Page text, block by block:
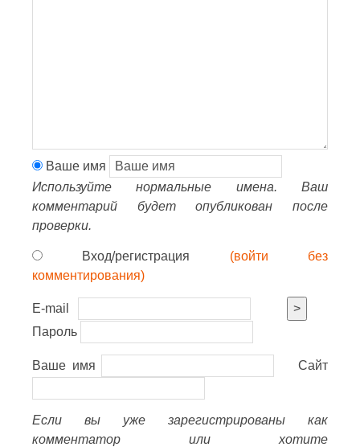
Ваше имя
Используйте нормальные имена. Ваш
комментарий будет опубликован после
проверки.
Вход/регистрация (войти без
комментирования)
E-mail
>
Пароль
Ваше имя Сайт
Если вы уже зарегистрированы как
комментатор или хотите